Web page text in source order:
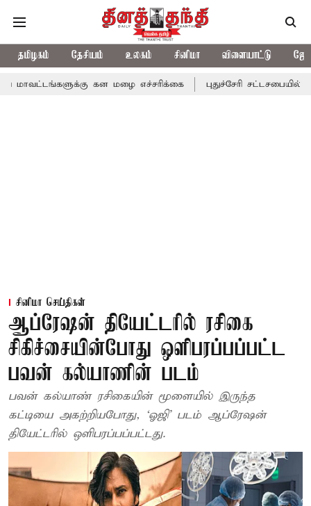
தமிழகம் தேசியம் உலகம் சினிமா விளையாட்டு
கன மழை எச்சரிக்கை புதுச்சேரி சட்டசபையில் வரும் 24ம்
சினிமா செய்திகள்
ஆப்ரேஷன் தியேட்டரில் ரசிகை
சிகிச்சையின்போது ஒளிபரப்பப்பட்ட
பவன் கல்யாணின் படம்
பவன் கல்யாண் ரசிகையின் மூளையில் இருந்த
கட்டியை அகற்றியபோது, ‘ஓஜி’ படம் ஆப்ரேஷன்
தியேட்டரில் ஒளிபரப்பப்பட்டது.